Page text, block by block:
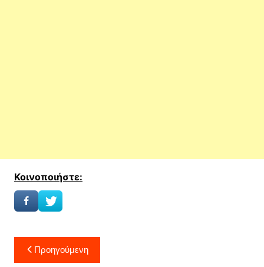
Κοινοποιήστε:
Πλοήγηση
άρθρων
Προηγούμενη